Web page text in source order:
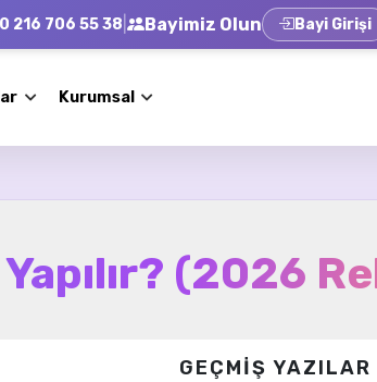
0 216 706 55 38 Bayimiz Olun Bayi Girişi
Kurumsal
(2026
GEÇMIŞ YAZILAR